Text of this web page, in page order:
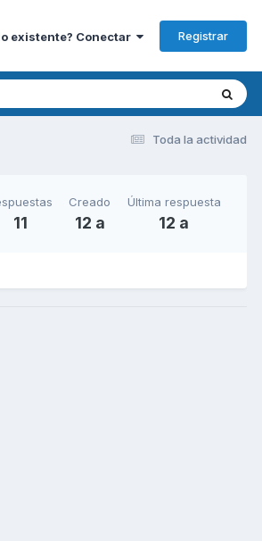
existente? Conectar Registrar
Toda la actividad
11
Creado
12 a
Última respuesta
12 a